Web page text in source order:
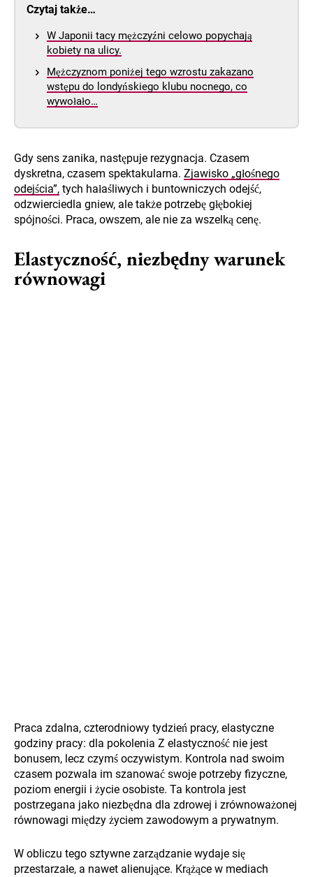
Czytaj także…
W Japonii tacy mężczyźni celowo popychają
kobiety na ulicy.
Mężczyznom poniżej tego wzrostu zakazano
wstępu do londyńskiego klubu nocnego, co
wywołało…
Gdy sens zanika, następuje rezygnacja. Czasem
dyskretna, czasem spektakularna. Zjawisko „głośnego
odejścia”, tych hałaśliwych i buntowniczych odejść,
odzwierciedla gniew, ale także potrzebę głębokiej
spójności. Praca, owszem, ale nie za wszelką cenę.
Elastyczność, niezbędny warunek
równowagi
Praca zdalna, czterodniowy tydzień pracy, elastyczne
godziny pracy: dla pokolenia Z elastyczność nie jest
bonusem, lecz czymś oczywistym. Kontrola nad swoim
czasem pozwala im szanować swoje potrzeby fizyczne,
poziom energii i życie osobiste. Ta kontrola jest
postrzegana jako niezbędna dla zdrowej i zrównoważonej
równowagi między życiem zawodowym a prywatnym.
W obliczu tego sztywne zarządzanie wydaje się
przestarzałe, a nawet alienujące. Krążące w mediach